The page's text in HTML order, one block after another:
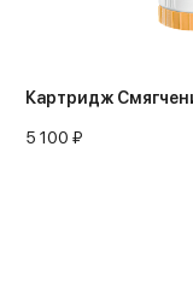
Картридж
5 100 ₽